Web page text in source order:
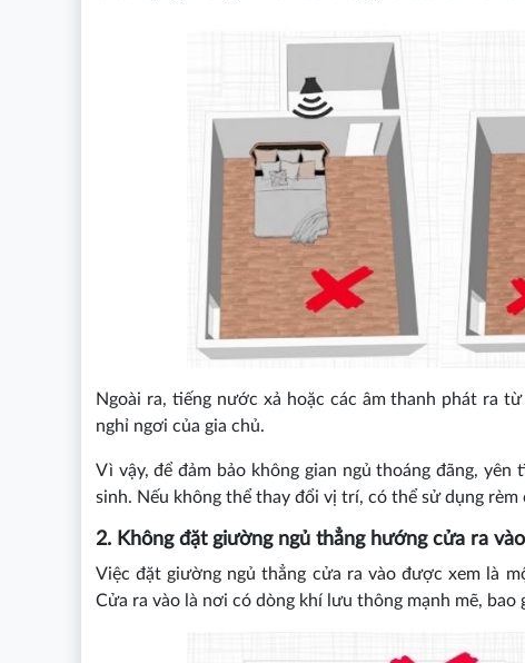
Ngoài ra, tiếng nước xả hoặc các âm thanh phát ra
nghỉ ngơi của gia chủ.
Vì vậy, để đảm bảo không gian ngủ thoáng đãng,
sinh. Nếu không thể thay đổi vị trí, có thể sử dụng
2. Không đặt giường ngủ thẳng hướng cửa ra vào
Việc đặt giường ngủ thẳng cửa ra vào được xem là
Cửa ra vào là nơi có dòng khí lưu thông mạnh mẽ,